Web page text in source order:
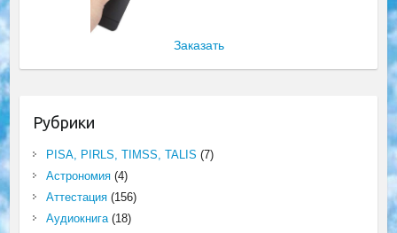
Заказать
Рубрики
PISA, PIRLS, TIMSS, TALIS (7)
Астрономия(4)
Аттестация(156)
Аудиокнига(18)